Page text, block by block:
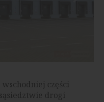
części
drogi